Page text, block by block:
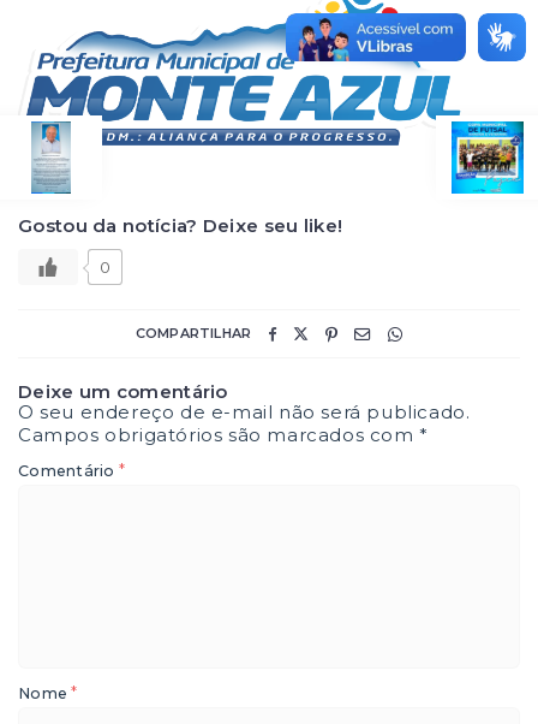
Gostou da notícia? Deixe seu like!
0
COMPARTILHAR
Deixe um comentário
O seu endereço de e-mail não será publicado.
Campos obrigatórios são marcados com*
Comentário *
Nome*